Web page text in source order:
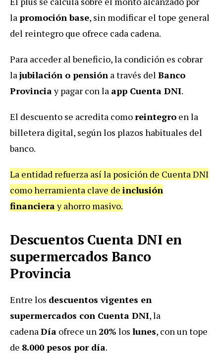
lapromoción base, sin modificar el tope general
del reintegro que ofrece cada cadena.
Para acceder al beneficio, la condición es cobrar
lajubilación o pensión a través del Banco
Provinciay pagar con la app Cuenta DNI.
El descuento se acredita comoreintegro en la
billetera digital, según los plazos habituales del
banco.
La entidad refuerza así la posición de Cuenta DNI
como herramienta clave de inclusión
financieray ahorro masivo.
Descuentos Cuenta DNI en
supermercados Banco
Provincia
Entre los descuentos vigentes en
supermercados con Cuenta DNI, la
cadenaDía ofrece un 20% los lunes, con un tope
de 8.000 pesos por día.